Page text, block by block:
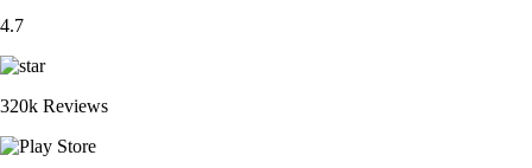
4.7
320k Reviews